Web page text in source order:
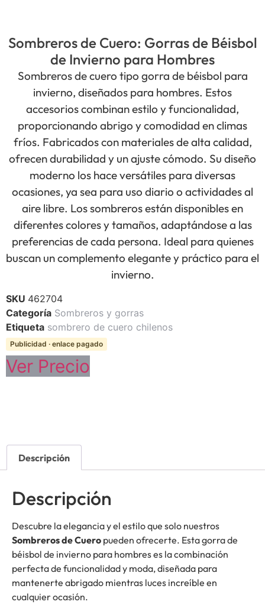
Sombreros de Cuero: Gorras de Béisbol
de Invierno para Hombres
Sombreros de cuero tipo gorra de béisbol para
invierno, diseñados para hombres. Estos
accesorios combinan estilo y funcionalidad,
proporcionando abrigo y comodidad en climas
fríos. Fabricados con materiales de alta calidad,
ofrecen durabilidad y un ajuste cómodo. Su diseño
moderno los hace versátiles para diversas
ocasiones, ya sea para uso diario o actividades al
aire libre. Los sombreros están disponibles en
diferentes colores y tamaños, adaptándose a las
preferencias de cada persona. Ideal para quienes
buscan un complemento elegante y práctico para el
invierno.
SKU 462704
Categoría Sombreros y gorras
Etiqueta sombrero de cuero chilenos
Publicidad · enlace pagado
Ver Precio
Descripción
Descripción
Descubre la elegancia y el estilo que solo nuestros
Sombreros de Cuero pueden ofrecerte. Esta gorra de
béisbol de invierno para hombres es la combinación
perfecta de funcionalidad y moda, diseñada para
mantenerte abrigado mientras luces increíble en
cualquier ocasión.